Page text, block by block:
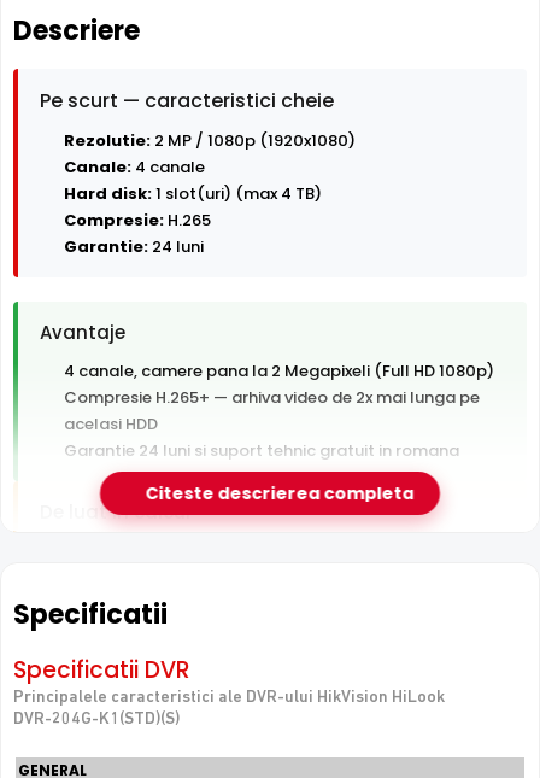
Descriere
Pe scurt — caracteristici cheie
Rezolutie: 2 MP / 1080p (1920x1080)
Canale: 4 canale
Hard disk:1 slot(uri) (max 4 TB)
Compresie: H.265
Garantie: 24 luni
Avantaje
4 canale, camere pana la 2 Megapixeli (Full HD 1080p)
Compresie H.265+ — arhiva video de 2x mai lunga pe
acelasi HDD
Garantie 24 luni si suport tehnic gratuit in romana
De luat in calcul
switch sau alimentare separata
Un singur slot HDD — fara spatiu de extindere sau
redundanta
case, apartamente si spatii comerciale mici.
Citeste descrierea completa
Specificatii
Specificatii DVR
Principalele caracteristici ale DVR-ului HikVision HiLook
DVR-204G-K1(STD)(S)
GENERAL